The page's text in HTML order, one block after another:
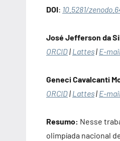
DOI: 10.5281/
José Jefferson da
ORCID| Lattes| E-
Geneci Cavalcanti
ORCID| Lattes| E-
Resumo: Nesse
olimpíada nacional